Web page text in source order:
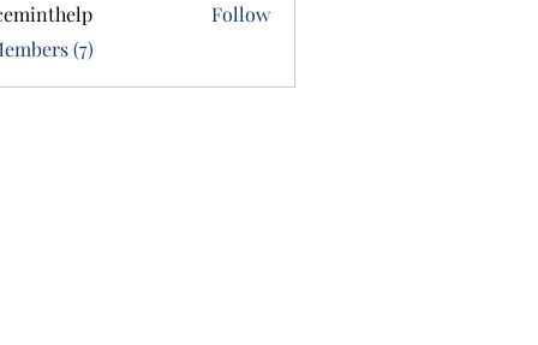
Follow
(7)